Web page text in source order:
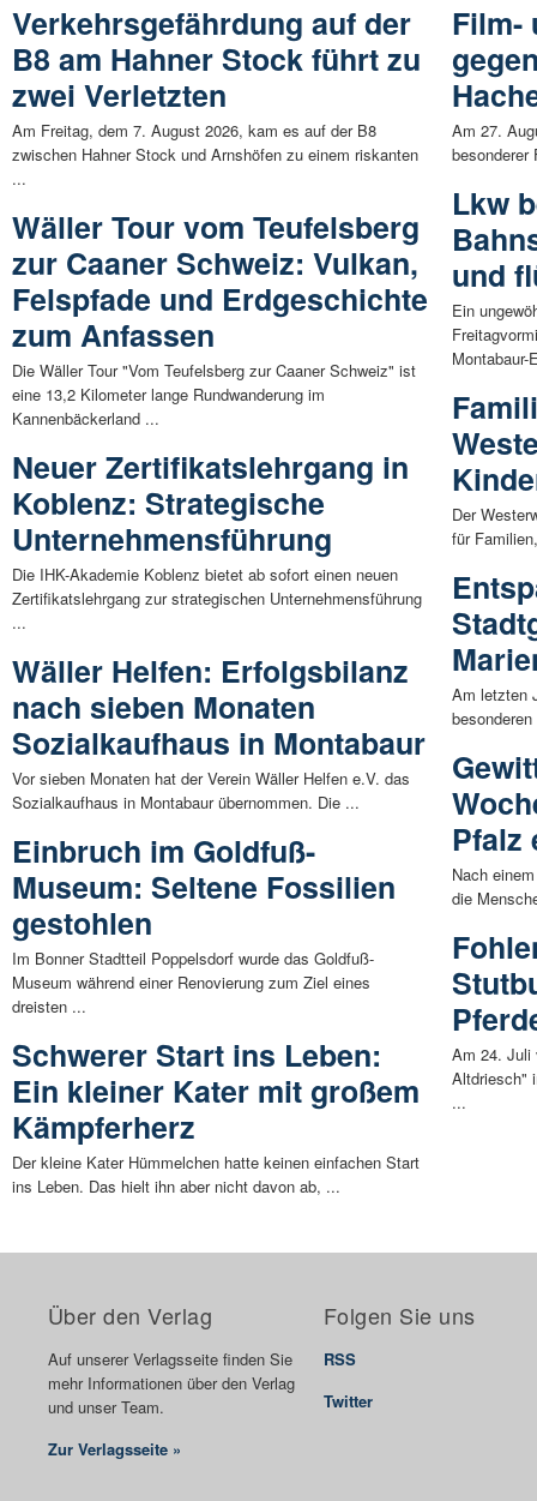
Verkehrsgefährdung auf der
B8 am Hahner Stock führt zu
zwei Verletzten
Am Freitag, dem 7. August 2026, kam es auf der B8
zwischen Hahner Stock und Arnshöfen zu einem riskanten
...
Wäller Tour vom Teufelsberg
zur Caaner Schweiz: Vulkan,
Felspfade und Erdgeschichte
zum Anfassen
Die Wäller Tour "Vom Teufelsberg zur Caaner Schweiz" ist
eine 13,2 Kilometer lange Rundwanderung im
Kannenbäckerland ...
Neuer Zertifikatslehrgang in
Koblenz: Strategische
Unternehmensführung
Die IHK-Akademie Koblenz bietet ab sofort einen neuen
Zertifikatslehrgang zur strategischen Unternehmensführung
...
Wäller Helfen: Erfolgsbilanz
nach sieben Monaten
Sozialkaufhaus in Montabaur
Vor sieben Monaten hat der Verein Wäller Helfen e.V. das
Sozialkaufhaus in Montabaur übernommen. Die ...
Einbruch im Goldfuß-
Museum: Seltene Fossilien
gestohlen
Im Bonner Stadtteil Poppelsdorf wurde das Goldfuß-
Museum während einer Renovierung zum Ziel eines
dreisten ...
Schwerer Start ins Leben:
Ein kleiner Kater mit großem
Kämpferherz
Der kleine Kater Hümmelchen hatte keinen einfachen Start
ins Leben. Das hielt ihn aber nicht davon ab, ...
Film-
Am 27.
Lkw
und
Ein
Montabaur-
Der
für
Am letzten
Pfalz
Nach
die
Am 24. Juli
Altdriesch"
...
Über den Verlag
Auf unserer Verlagsseite finden Sie
mehr Informationen über den Verlag
und unser Team.
Zur Verlagsseite »
Folgen Sie uns
RSS
Twitter